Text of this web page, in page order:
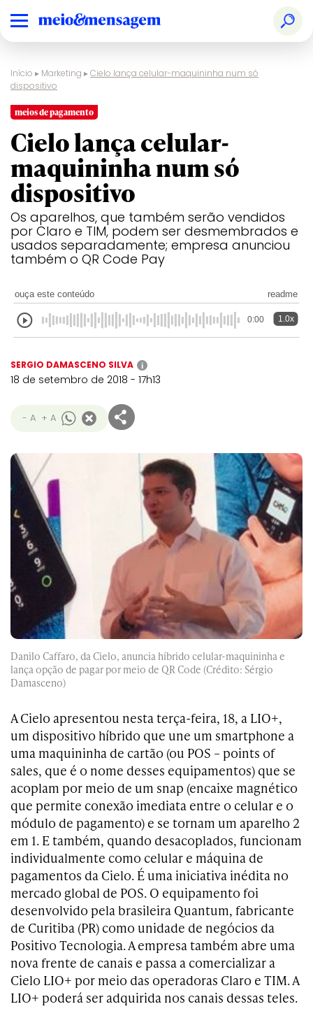
Início ▸ Marketing ▸Cielo lança celular-maquininha num só
dispositivo
meios de pagamento
Cielo lança celular-
maquininha num só
dispositivo
Os aparelhos, que também serão vendidos
por Claro e TIM, podem ser desmembrados e
usados separadamente; empresa anunciou
também o QR Code Pay
ouça este conteúdo readme
0:00 1.0x
SERGIO DAMASCENO SILVA i
18 de setembro de 2018 - 17h13
- A + A
Danilo Caffaro, da Cielo, anuncia híbrido celular-maquininha e
lança opção de pagar por meio de QR Code (Crédito: Sérgio
Damasceno)
A Cielo apresentou nesta terça-feira, 18, a LIO+,
um dispositivo híbrido que une um smartphone a
uma maquininha de cartão (ou POS – points of
sales, que é o nome desses equipamentos) que se
acoplam por meio de um snap (encaixe magnético
que permite conexão imediata entre o celular e o
módulo de pagamento) e se tornam um aparelho 2
em 1. E também, quando desacoplados, funcionam
individualmente como celular e máquina de
pagamentos da Cielo. É uma iniciativa inédita no
mercado global de POS. O equipamento foi
desenvolvido pela brasileira Quantum, fabricante
de Curitiba (PR) como unidade de negócios da
Positivo Tecnologia. A empresa também abre uma
nova frente de canais e passa a comercializar a
Cielo LIO+ por meio das operadoras Claro e TIM. A
LIO+ poderá ser adquirida nos canais dessas teles.